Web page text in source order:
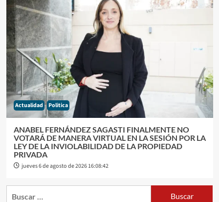
Actualidad Politica
ANABEL FERNÁNDEZ SAGASTI FINALMENTE NO
VOTARÁ DE MANERA VIRTUAL EN LA SESIÓN POR LA
LEY DE LA INVIOLABILIDAD DE LA PROPIEDAD
PRIVADA
jueves 6 de agosto de 2026 16:08:42